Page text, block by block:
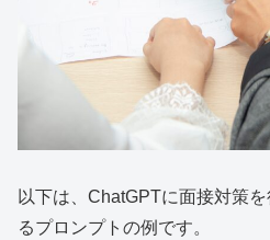
以下は、ChatGPTに面接対策
るプロンプトの例です。